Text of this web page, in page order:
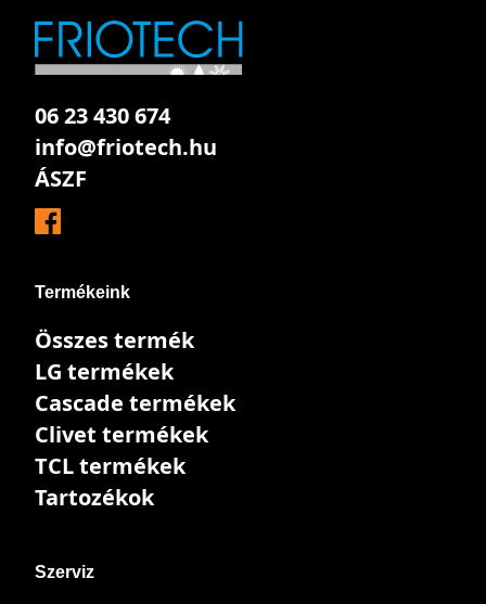
06 23 430 674
info@friotech.hu
ÁSZF
Termékeink
Összes termék
LG termékek
Cascade termékek
Clivet termékek
TCL termékek
Tartozékok
Szerviz